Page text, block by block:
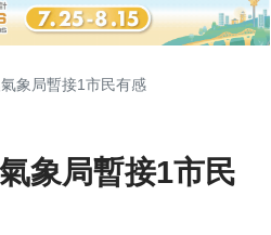
象局暫接1市民有感
象局暫接1市民